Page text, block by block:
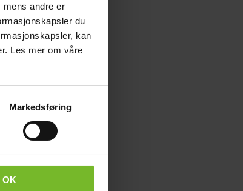
mens andre er
du
kan
Les mer om våre
Markedsføring
OK